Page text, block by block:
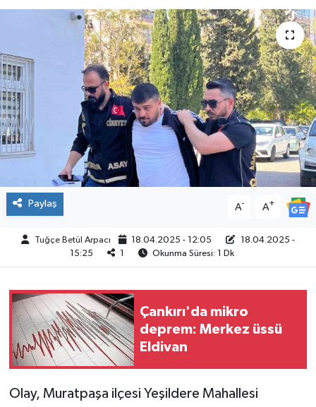
Paylaş A- A+
Tuğçe Betül Arpacı 18.04.2025 - 12:05
18.04.2025 -
15:25
Okunma Süresi: 1 Dk
Çankırı'da mikro
deprem: Merkez üssü
Eldivan
Olay, Muratpaşa ilçesi Yeşildere Mahallesi
İLÇELER
RESMİ İLANLAR
KÜLTÜR
TURİZM
MAGAZİN
VEFAT
BİLİM&TEKNOLOJİ
BÖLGE
TÜRKİYE
DÜNYA